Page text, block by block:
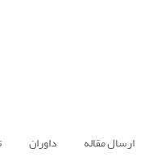
ارسال مقاله داوران